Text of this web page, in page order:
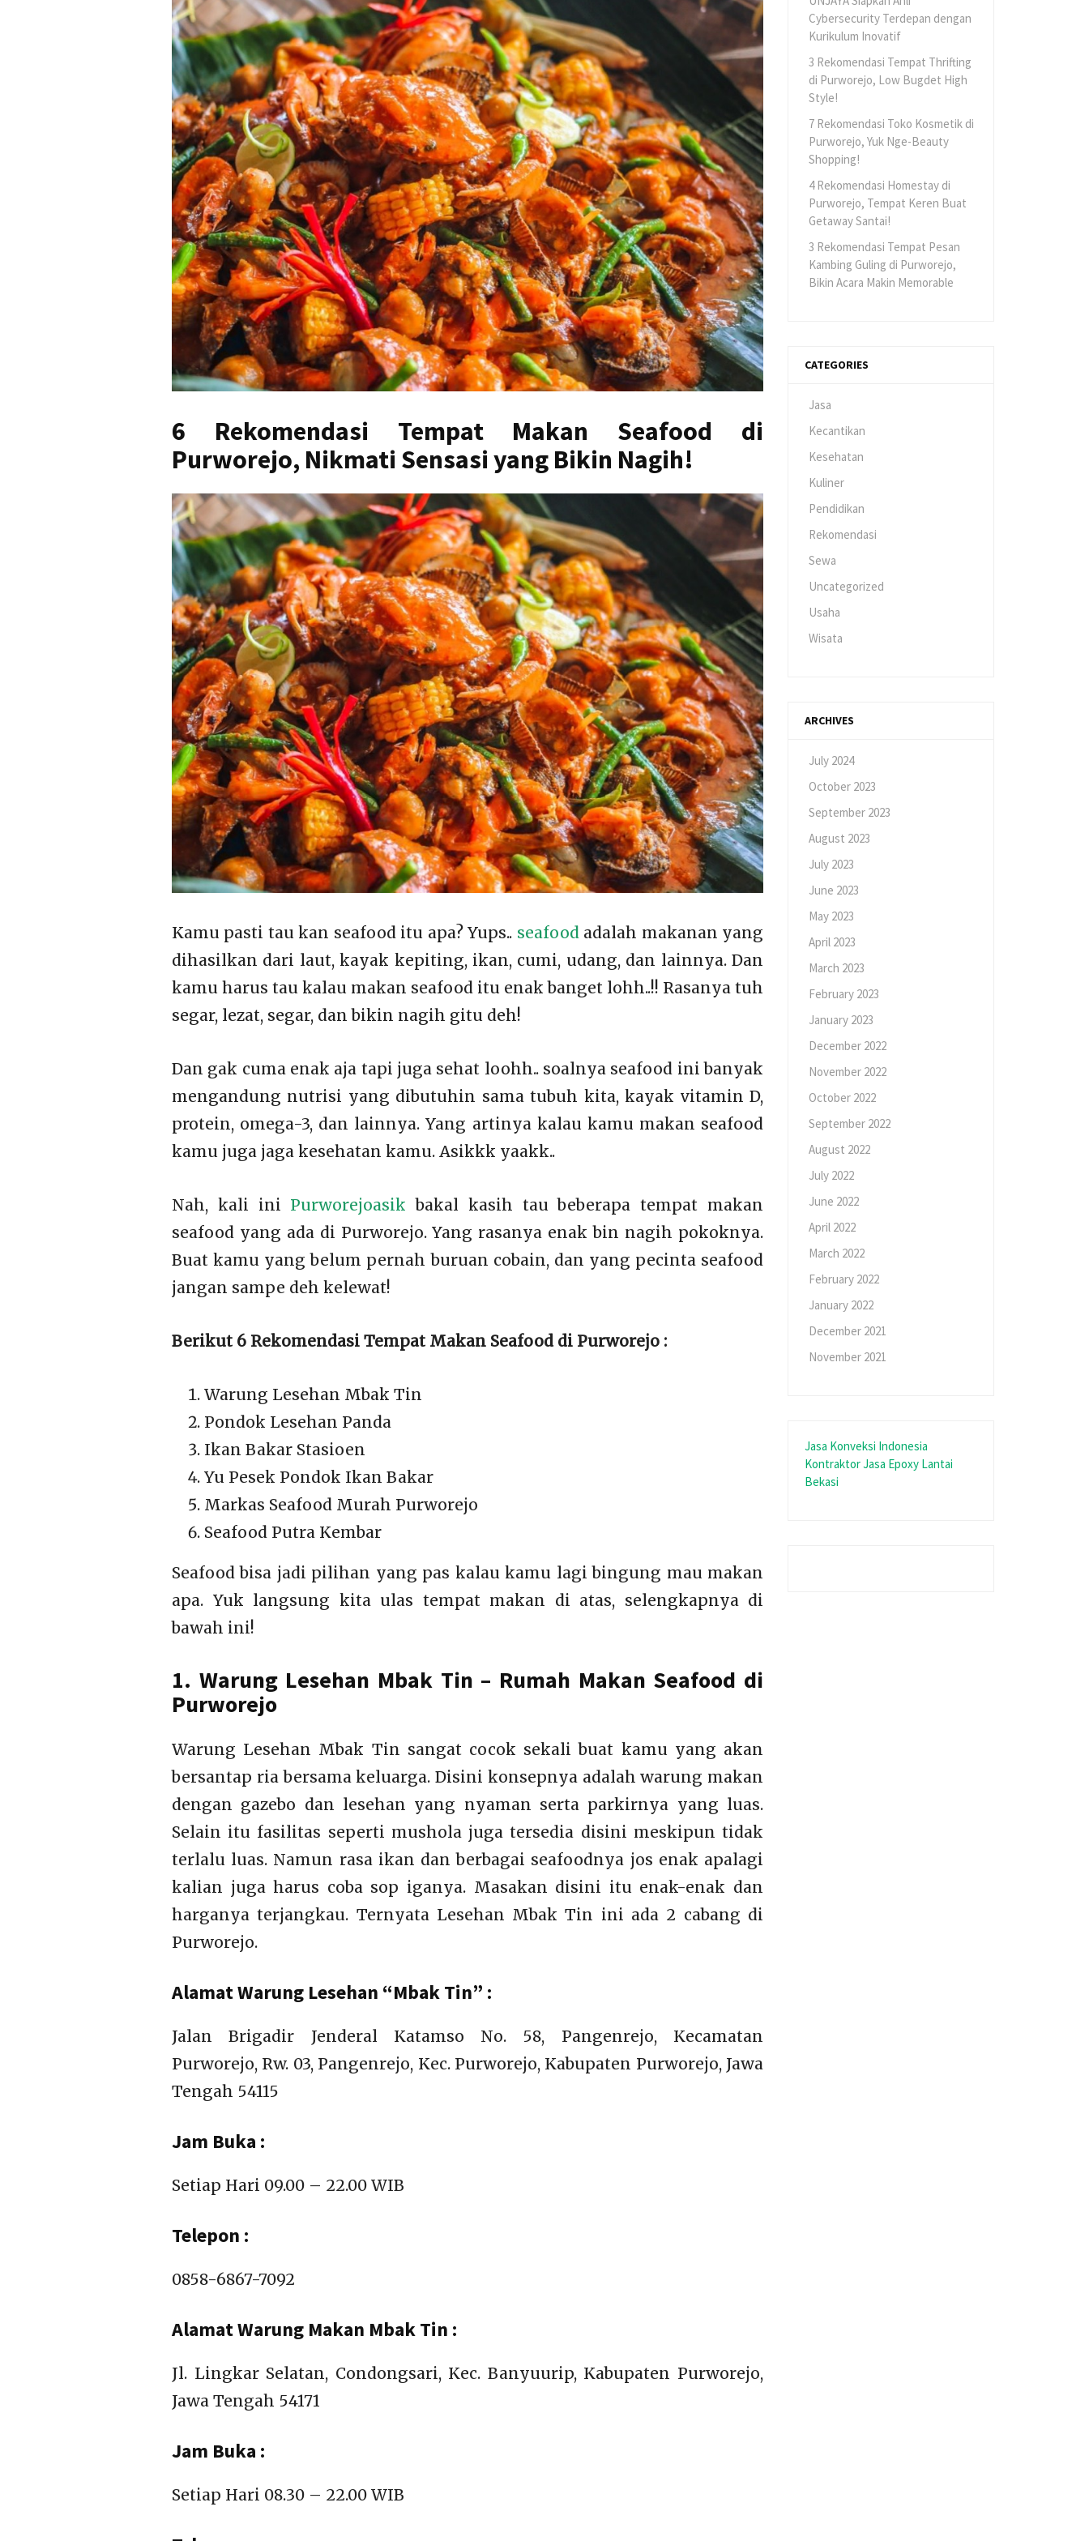
6 Rekomendasi Tempat Makan Seafood di
Purworejo, Nikmati Sensasi yang Bikin Nagih!
Kamu pasti tau kan seafood itu apa? Yups.. seafoodadalah makanan yang
dihasilkan dari laut, kayak kepiting, ikan, cumi, udang, dan lainnya. Dan
kamu harus tau kalau makan seafood itu enak banget lohh..!! Rasanya tuh
segar, lezat, segar, dan bikin nagih gitu deh!
Dan gak cuma enak aja tapi juga sehat loohh.. soalnya seafood ini banyak
mengandung nutrisi yang dibutuhin sama tubuh kita, kayak vitamin D,
protein, omega-3, dan lainnya. Yang artinya kalau kamu makan seafood
kamu juga jaga kesehatan kamu. Asikkk yaakk..
Nah, kali ini Purworejoasik bakal kasih tau beberapa tempat makan
seafood yang ada di Purworejo. Yang rasanya enak bin nagih pokoknya.
Buat kamu yang belum pernah buruan cobain, dan yang pecinta seafood
jangan sampe deh kelewat!
Berikut 6 Rekomendasi Tempat Makan Seafood di Purworejo :
Warung Lesehan Mbak Tin
Pondok Lesehan Panda
Ikan Bakar Stasioen
Yu Pesek Pondok Ikan Bakar
Markas Seafood Murah Purworejo
Seafood Putra Kembar
Seafood bisa jadi pilihan yang pas kalau kamu lagi bingung mau makan
apa. Yuk langsung kita ulas tempat makan di atas, selengkapnya di
bawah ini!
1. Warung Lesehan Mbak Tin – Rumah Makan Seafood di
Purworejo
Warung Lesehan Mbak Tin sangat cocok sekali buat kamu yang akan
bersantap ria bersama keluarga. Disini konsepnya adalah warung makan
dengan gazebo dan lesehan yang nyaman serta parkirnya yang luas.
Selain itu fasilitas seperti mushola juga tersedia disini meskipun tidak
terlalu luas. Namun rasa ikan dan berbagai seafoodnya jos enak apalagi
kalian juga harus coba sop iganya. Masakan disini itu enak-enak dan
harganya terjangkau. Ternyata Lesehan Mbak Tin ini ada 2 cabang di
Purworejo.
Alamat Warung Lesehan “Mbak Tin” :
Jalan Brigadir Jenderal Katamso No. 58, Pangenrejo, Kecamatan
Purworejo, Rw. 03, Pangenrejo, Kec. Purworejo, Kabupaten Purworejo, Jawa
Tengah 54115
Jam Buka :
Setiap Hari 09.00 – 22.00 WIB
Telepon :
0858-6867-7092
Alamat Warung Makan Mbak Tin :
Jl. Lingkar Selatan, Condongsari, Kec. Banyuurip, Kabupaten Purworejo,
Jawa Tengah 54171
Jam Buka :
Setiap Hari 08.30 – 22.00 WIB
Cybersecurity Terdepan dengan
Kurikulum Inovatif
3 Rekomendasi Tempat Thrifting
di Purworejo, Low Bugdet High
Style!
7 Rekomendasi Toko Kosmetik di
Purworejo, Yuk Nge-Beauty
Shopping!
4 Rekomendasi Homestay di
Purworejo, Tempat Keren Buat
Getaway Santai!
3 Rekomendasi Tempat Pesan
Kambing Guling di Purworejo,
Bikin Acara Makin Memorable
CATEGORIES
Jasa
Kecantikan
Kesehatan
Kuliner
Pendidikan
Rekomendasi
Sewa
Uncategorized
Usaha
Wisata
ARCHIVES
July 2024
October 2023
September 2023
August 2023
July 2023
June 2023
May 2023
April 2023
March 2023
February 2023
January 2023
December 2022
November 2022
October 2022
September 2022
August 2022
July 2022
June 2022
April 2022
March 2022
February 2022
January 2022
December 2021
November 2021
Jasa Konveksi Indonesia
Kontraktor Jasa Epoxy Lantai
Bekasi